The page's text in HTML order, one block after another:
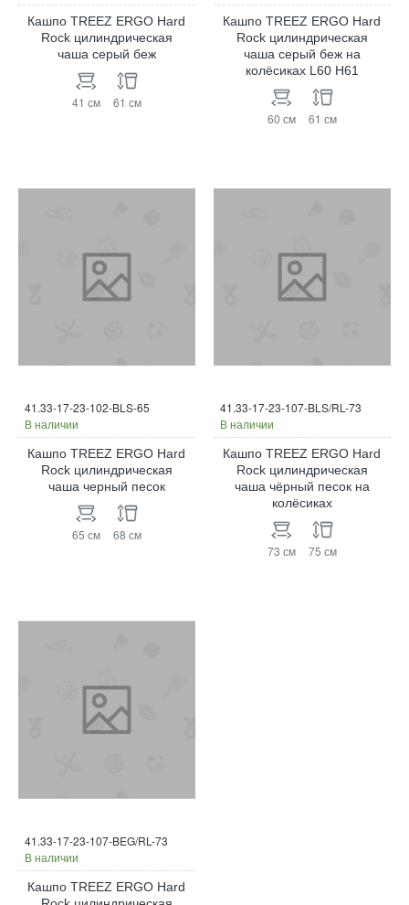
Кашпо TREEZ ERGO Hard
Rock цилиндрическая
чаша серый беж
41 см 61 см
Кашпо TREEZ ERGO Hard
Rock цилиндрическая
чаша серый беж на
колёсиках L60 H61
60 см 61 см
41.33-17-23-102-BLS-65
В наличии
Кашпо TREEZ ERGO Hard
Rock цилиндрическая
чаша черный песок
65 см 68 см
41.33-17-23-107-BLS/RL-73
В наличии
Кашпо TREEZ ERGO Hard
Rock цилиндрическая
чаша чёрный песок на
колёсиках
73 см 75 см
41.33-17-23-107-BEG/RL-73
В наличии
Кашпо TREEZ ERGO Hard